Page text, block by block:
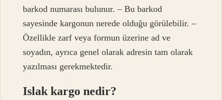
barkod numarası bulunur. – Bu barkod
sayesinde kargonun nerede olduğu görülebilir. –
Özellikle zarf veya formun üzerine ad ve
soyadın, ayrıca genel olarak adresin tam olarak
yazılması gerekmektedir.
Islak kargo nedir?